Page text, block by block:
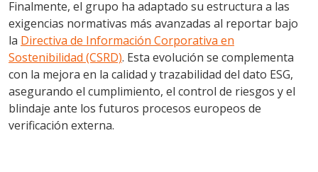
Finalmente, el grupo ha adaptado su estructura a las
exigencias normativas más avanzadas al reportar bajo
la Directiva de Información Corporativa en
Sostenibilidad (CSRD). Esta evolución se complementa
con la mejora en la calidad y trazabilidad del dato ESG,
asegurando el cumplimiento, el control de riesgos y el
blindaje ante los futuros procesos europeos de
verificación externa.